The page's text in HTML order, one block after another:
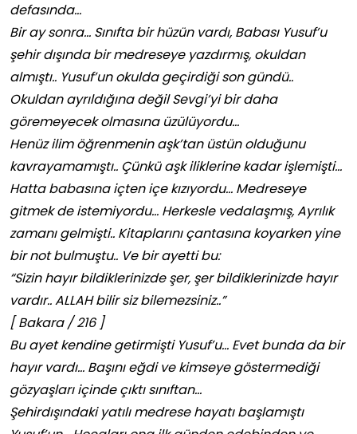
defasında…
Bir ay sonra… Sınıfta bir hüzün vardı, Babası Yusuf’u
şehir dışında bir medreseye yazdırmış, okuldan
almıştı.. Yusuf’un okulda geçirdiği son gündü..
Okuldan ayrıldığına değil Sevgi’yi bir daha
göremeyecek olmasına üzülüyordu…
Henüz ilim öğrenmenin aşk’tan üstün olduğunu
kavrayamamıştı.. Çünkü aşk iliklerine kadar işlemişti…
Hatta babasına içten içe kızıyordu… Medreseye
gitmek de istemiyordu… Herkesle vedalaşmış, Ayrılık
zamanı gelmişti.. Kitaplarını çantasına koyarken yine
bir not bulmuştu.. Ve bir ayetti bu:
“Sizin hayır bildiklerinizde şer, şer bildiklerinizde hayır
vardır.. ALLAH bilir siz bilemezsiniz..”
[ Bakara / 216 ]
Bu ayet kendine getirmişti Yusuf’u… Evet bunda da bir
hayır vardı… Başını eğdi ve kimseye göstermediği
gözyaşları içinde çıktı sınıftan…
Şehirdışındaki yatılı medrese hayatı başlamıştı